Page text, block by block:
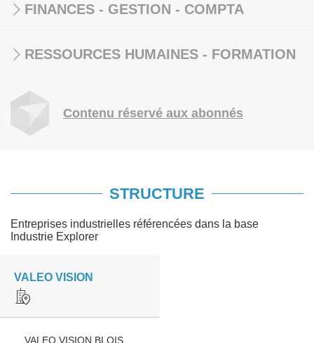
FINANCES - GESTION - COMPTA
RESSOURCES HUMAINES - FORMATION
Contenu réservé aux abonnés
STRUCTURE
Entreprises industrielles référencées dans la base
Industrie Explorer
VALEO VISION
VALEO VISION BLOIS